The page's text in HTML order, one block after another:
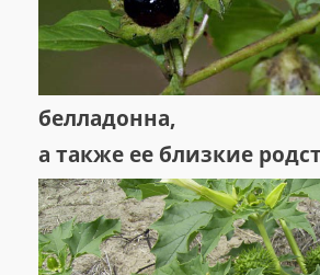
белладонна,
а также ее близкие